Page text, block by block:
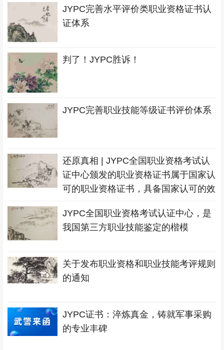
JYPC完善水平评价类职业资格证书认
证体系
判了！JYPC胜诉！
JYPC完善职业技能等级证书评价体系
还原真相 | JYPC全国职业资格考试认
证中心颁发的职业资格证书属于国家认
可的职业资格证书，具备国家认可的效
JYPC全国职业资格考试认证中心，是
我国第三方职业技能鉴定的楷模
关于发布职业资格和职业技能考评规则
的通知
JYPC证书：淬炼真金，铸就军事采购
的专业丰碑